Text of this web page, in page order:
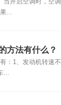
当开启空调时，空调
...
方法有什么？
：1、发动机转速不
...